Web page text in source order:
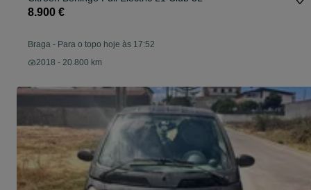
8.900 €
Braga - Para o topo hoje às 17:52
2018 - 20.800 km